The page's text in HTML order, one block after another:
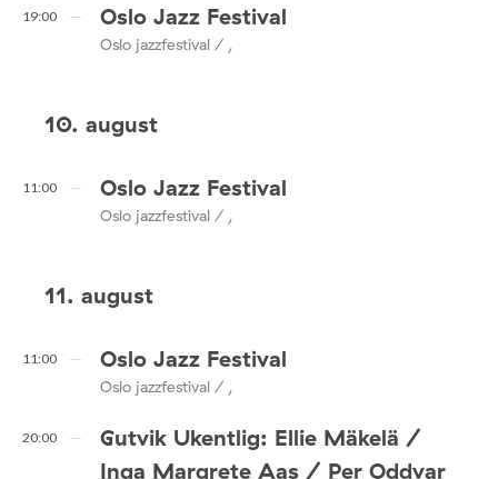
19:00 Oslo Jazz Festival
Oslo jazzfestival / ,
10. august
11:00 Oslo Jazz Festival
Oslo jazzfestival / ,
11. august
11:00 Oslo Jazz Festival
Oslo jazzfestival / ,
20:00
Gutvik Ukentlig: Ellie Mäkelä /
Inga Margrete Aas / Per Oddvar